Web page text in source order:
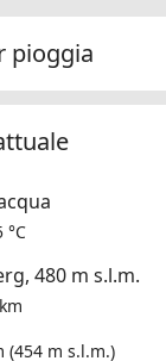
pioggia
°C
480 m s.l.m.
(454 m s.l.m.)